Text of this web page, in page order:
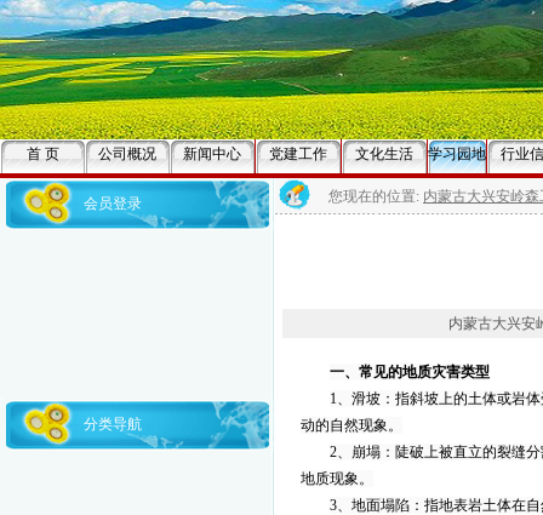
首 页 公司概况 新闻中心 党建工作 文化生活 学习园地 行业
会员登录
分类导航
您现在的位置: 内蒙古大兴安岭
内蒙古大兴安
一、常见的地质灾害类型
1、滑坡 ： 指斜坡上的土体或岩
动的自然现象。
2、崩塌 ： 陡破上被直立的裂缝
地质现象。
3、地面塌陷 ： 指地表岩土体在